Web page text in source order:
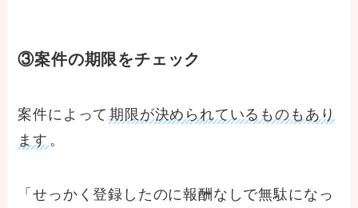
③案件の期限をチェック
案件によって 期限が決められているものもあり
ます 。
「せっかく登録したのに報酬なしで無駄になっ